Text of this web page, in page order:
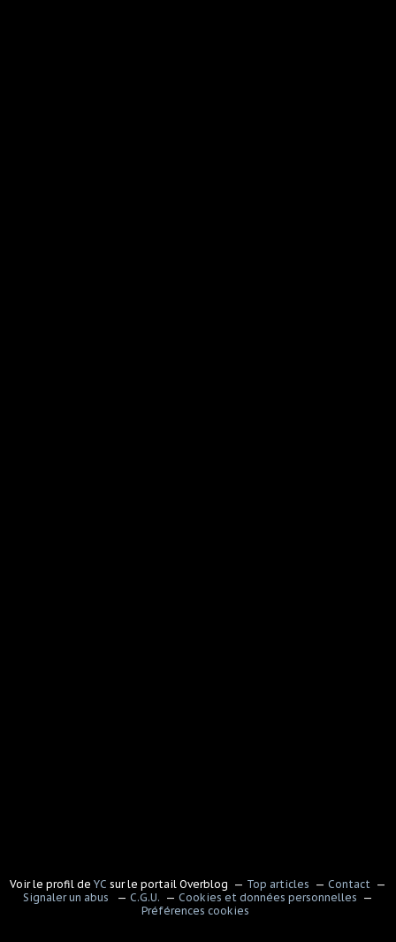
Voir le profil de YC sur le portail Overblog Top articles
Contact
Signaler un abus
C.G.U.
Cookies et données personnelles
Préférences cookies